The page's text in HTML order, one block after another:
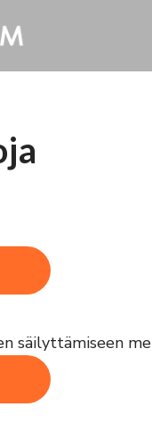
säilyttämiseen